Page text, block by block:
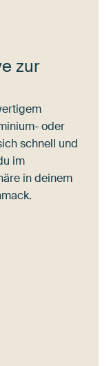
zur
oder
schnell und
im
in deinem